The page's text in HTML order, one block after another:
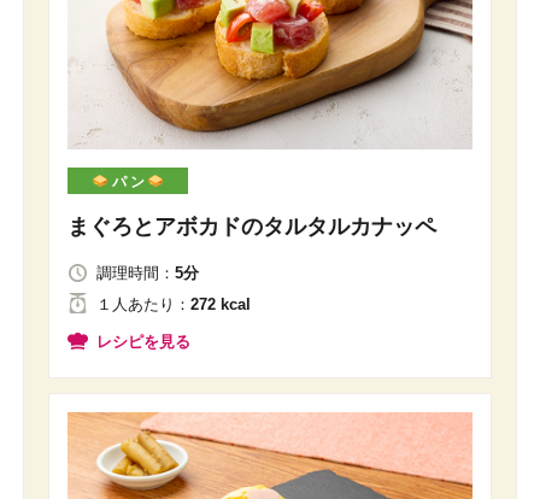
パ ン
まぐろとアボカドのタルタルカナッペ
調理時間： 5分
１人 あたり ： 272 kcal
レシピを見る